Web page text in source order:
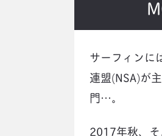
サーフィンに
連盟(NSA)が
門…。
2017年秋、